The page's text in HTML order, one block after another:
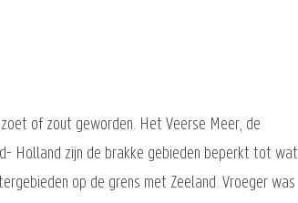
of zout geworden. Het Veerse Meer, de
Holland zijn de brakke gebieden beperkt tot wat
op de grens met Zeeland. Vroeger was